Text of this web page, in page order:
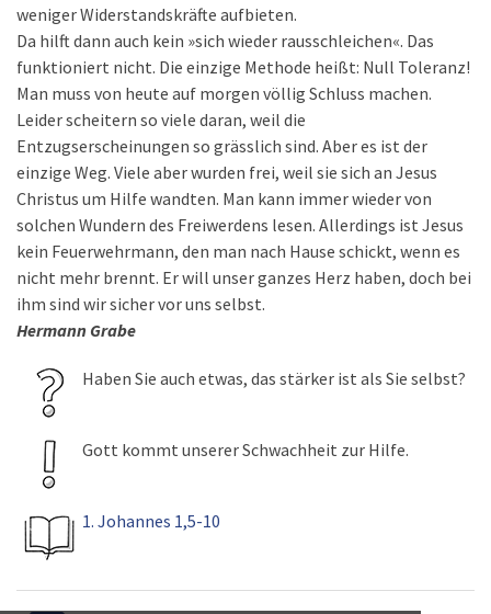
weniger Widerstandskräfte aufbieten.
Da hilft dann auch kein »sich wieder rausschleichen«. Das
funktioniert nicht. Die einzige Methode heißt: Null Toleranz!
Man muss von heute auf morgen völlig Schluss machen.
Leider scheitern so viele daran, weil die
Entzugserscheinungen so grässlich sind. Aber es ist der
einzige Weg. Viele aber wurden frei, weil sie sich an Jesus
Christus um Hilfe wandten. Man kann immer wieder von
solchen Wundern des Freiwerdens lesen. Allerdings ist Jesus
kein Feuerwehrmann, den man nach Hause schickt, wenn es
nicht mehr brennt. Er will unser ganzes Herz haben, doch bei
ihm sind wir sicher vor uns selbst.
Hermann Grabe
Haben Sie auch etwas, das stärker ist als Sie selbst?
Gott kommt unserer Schwachheit zur Hilfe.
1. Johannes 1,5-10